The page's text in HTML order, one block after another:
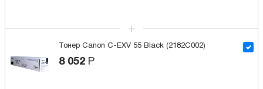
Тонер Canon C-EXV 55 Black (2182C002)
8 052 Р